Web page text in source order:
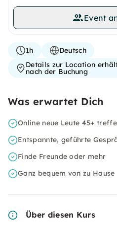
Event
1h
Deutsch
Details zur Location
nach der Buchung
Was erwartet Dich
Online neue Leute 45+
Entspannte, geführte
Finde Freunde oder mehr
Ganz bequem von zu Hause
Über diesen Kurs